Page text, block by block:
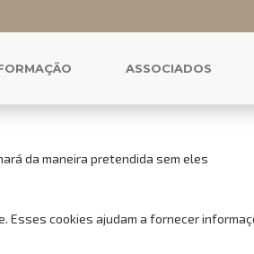
este website.
boa experiência de navegação e
da maneira pretendida sem eles
cookies ajudam a fornecer
ASSOCIADOS